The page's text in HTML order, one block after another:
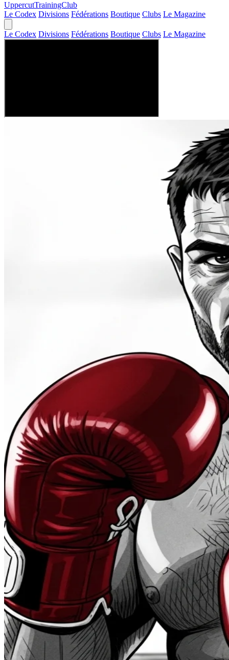
UppercutTrainingClub
Le Codex Divisions Fédérations Boutique Clubs Le Magazine
Le Codex Divisions Fédérations Boutique Clubs Le Magazine